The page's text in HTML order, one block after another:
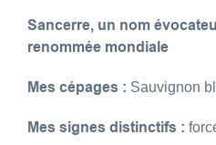
Sancerre, un nom
renommée mondiale
Mes cépages : Sauvignon
Mes signes distinctifs :